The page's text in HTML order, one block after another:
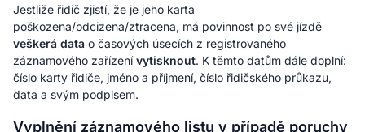
Jestliže řidič zjistí, že je jeho karta
poškozena/odcizena/ztracena, má povinnost po své jízdě
veškerá data o časových úsecích z registrovaného
záznamového zařízenívytisknout. K těmto datům dále doplní:
číslo karty řidiče, jméno a příjmení, číslo řidičského průkazu,
data a svým podpisem.
Vyplnění záznamového listu v případě poruchy